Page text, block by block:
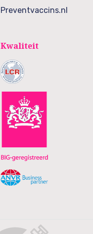
Preventvaccins.nl
Kwaliteit